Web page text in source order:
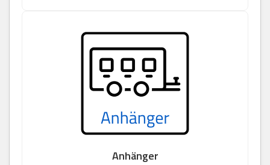
Anhänger